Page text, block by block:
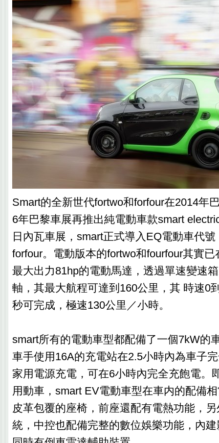
Smart的全新世代fortwo和forfour在2014年
6年巴黎車展再推出純電動車款smart
日內瓦車展，smart正式導入EQ電動車代
forfour。電動版本的fortwo和fourfour其實
最大出力81hp的電動馬達，透過單速變速
軸，其最大航程可達到160公里，其 時速0
秒可完成，極速130公里／小時。
smart所有的電動車型都配備了一個7kW的
車手使用16A的充電站在2.5小時內為車子
家用電源充電，可在6小時內完全充飽電。
用動車，smart EV電動車型在車内的配備
皮革包覆的座椅，前座還配有電熱功能，
統，中控也配備完整的數位娛樂功能，內